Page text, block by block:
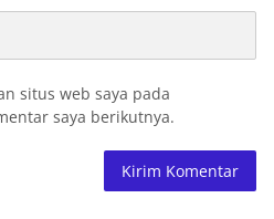
situs web saya pada
saya berikutnya.